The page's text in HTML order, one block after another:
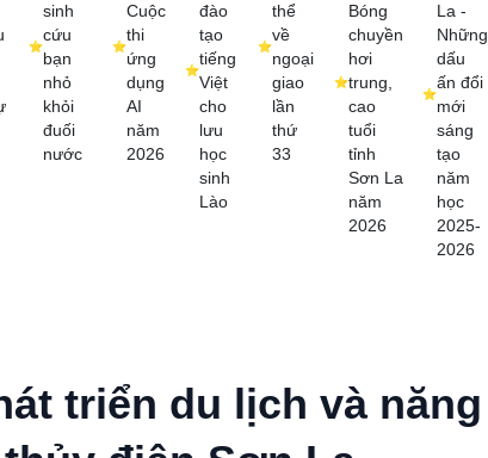
sinh
cứu
bạn
nhỏ
khỏi
đuối
nước
Cuộc
thi
ứng
dụng
AI
năm
2026
đào
tạo
tiếng
Việt
cho
lưu
học
sinh
Lào
thể
về
ngoại
giao
lần
thứ
33
Bóng
chuyền
hơi
trung,
cao
tuổi
tỉnh
Sơn La
năm
2026
La -
Những
dấu
ấn đổi
mới
sáng
tạo
năm
học
2025-
2026
triển du lịch và năng